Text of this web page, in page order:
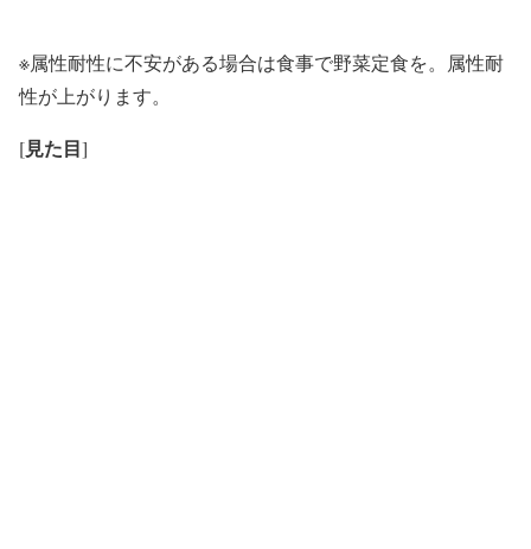
※属性耐性に不安がある場合は食事で野菜定食を。属性耐
性が上がります。
[見た目]